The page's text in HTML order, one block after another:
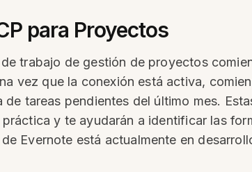
para Proyectos
trabajo de gestión de proyectos
vez que la conexión está activa,
tareas pendientes del último mes.
y te ayudarán a identificar las
Evernote está actualmente en